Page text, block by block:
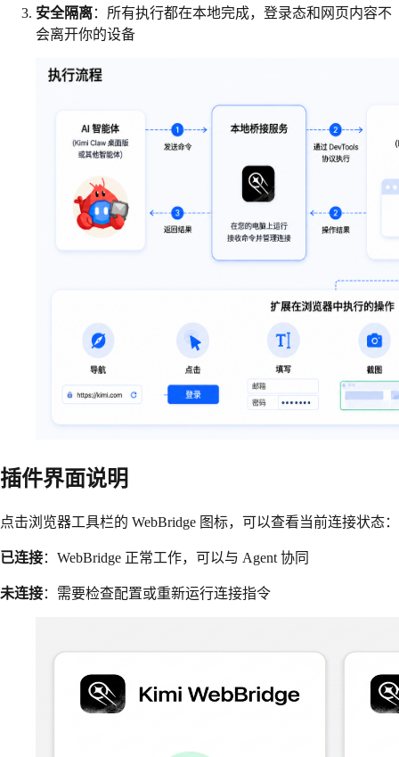
安全隔离：所有执行都在本地完成，登录态和网页内容不
会离开你的设备
插件界面说明
点击浏览器工具栏的 WebBridge 图标，可以查看当前连接状态：
已连接：WebBridge 正常工作，可以与 Agent 协同
未连接：需要检查配置或重新运行连接指令